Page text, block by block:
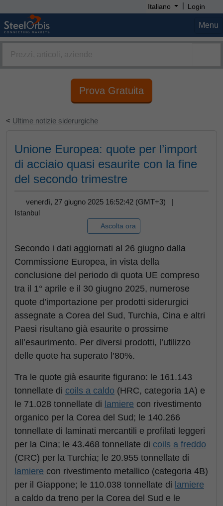
Italiano | Login
Menu
Prova Gratuita
< Ultime notizie siderurgiche
Unione Europea: quote per l’import
di acciaio quasi esaurite con la fine
del secondo trimestre
venerdì, 27 giugno 2025 16:52:42 (GMT+3) |
Istanbul
Ascolta ora
Secondo i dati aggiornati al 26 giugno dalla
Commissione Europea, in vista della
conclusione del periodo di quota UE compreso
tra il 1° aprile e il 30 giugno 2025, numerose
quote d’importazione per prodotti siderurgici
assegnate a Corea del Sud, Turchia, Cina e altri
Paesi risultano già esaurite o prossime
all’esaurimento. Per diversi prodotti, l’utilizzo
delle quote ha superato l’80%.
Tra le quote già esaurite figurano: le 161.143
tonnellate di coils a caldo (HRC, categoria 1A) e
le 71.028 tonnellate di lamiere con rivestimento
organico per la Corea del Sud; le 140.266
tonnellate di laminati mercantili e profilati leggeri
per la Cina; le 43.468 tonnellate di coils a freddo
(CRC) per la Turchia; le 20.955 tonnellate di
lamiere con rivestimento metallico (categoria 4B)
per il Giappone; le 110.038 tonnellate di lamiere
a caldo da treno per la Corea del Sud e le